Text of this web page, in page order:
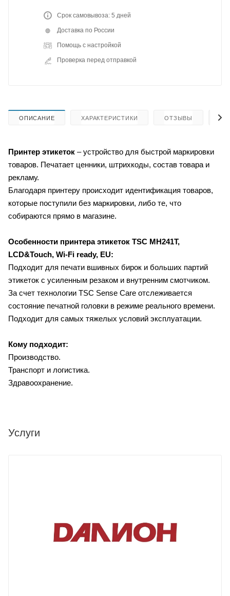
Срок самовывоза: 5 дней
Доставка по России
Помощь с настройкой
Проверка перед отправкой
ОПИСАНИЕ ХАРАКТЕРИСТИКИ ОТЗЫВЫ
Принтер этикеток – устройство для быстрой маркировки
товаров. Печатает ценники, штрихкоды, состав товара и
рекламу.
Благодаря принтеру происходит идентификация товаров,
которые поступили без маркировки, либо те, что
собираются прямо в магазине.
Особенности принтера этикеток TSC MH241Т,
LCD&Touch, Wi-Fi ready, EU:
Подходит для печати вшивных бирок и больших партий
этикеток c усиленным резаком и внутренним смотчиком.
За счет технологии TSC Sense Care отслеживается
состояние печатной головки в режиме реального времени.
Подходит для самых тяжелых условий эксплуатации.
Кому подходит:
Производство.
Транспорт и логистика.
Здравоохранение.
Услуги